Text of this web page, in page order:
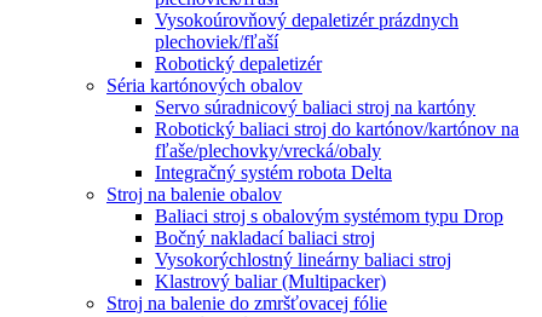
Vysokoúrovňový depaletizér prázdnych
plechoviek/fľaší
Robotický depaletizér
Séria kartónových obalov
Servo súradnicový baliaci stroj na kartóny
Robotický baliaci stroj do kartónov/kartónov na
fľaše/plechovky/vrecká/obaly
Integračný systém robota Delta
Stroj na balenie obalov
Baliaci stroj s obalovým systémom typu Drop
Bočný nakladací baliaci stroj
Vysokorýchlostný lineárny baliaci stroj
Klastrový baliar (Multipacker)
Stroj na balenie do zmršťovacej fólie